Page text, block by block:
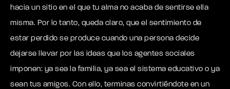
hacia un sitio en el que tu alma no acaba de sentirse ella
misma. Por lo tanto, queda claro, que el sentimiento de
estar perdido se produce cuando una persona decide
dejarse llevar por las ideas que los agentes sociales
imponen: ya sea la familia, ya sea el sistema educativo o ya
sean tus amigos. Con ello, terminas convirtiéndote en un